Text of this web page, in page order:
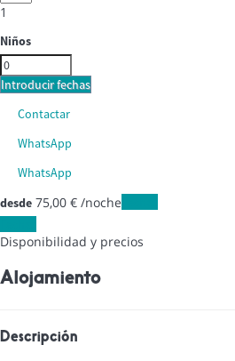
1
Niños
Introducir fechas
Contactar
WhatsApp
WhatsApp
desde 75,00 € /noche
Disponibilidad y precios
Alojamiento
Descripción